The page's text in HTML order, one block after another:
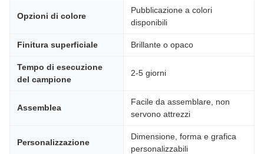
Opzioni di colore
Pubblicazione a colori
disponibili
Finitura superficiale Brillante o opaco
Tempo di esecuzione
del campione
2-5 giorni
Assemblea
Facile da assemblare, non
servono attrezzi
Personalizzazione
Dimensione, forma e grafica
personalizzabili